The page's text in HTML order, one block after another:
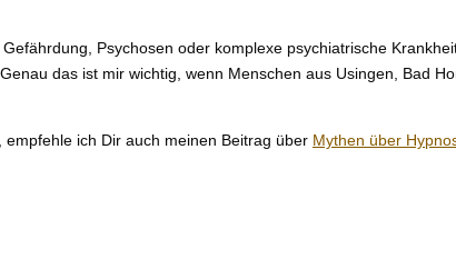
Psychosen oder komplexe psychiatrische
das ist mir wichtig, wenn Menschen aus Usingen, Bad
ich Dir auch meinen Beitrag über Mythen über